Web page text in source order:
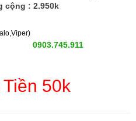
cộng : 2.950k
0903.745.911
50k